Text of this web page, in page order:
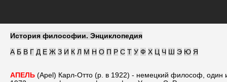
История философии. Энциклопедия
А Б В Г Д Е Ж З И К Л М Н О П Р С Т У Ф Х Ц Ч Ш Э Ю Я
АПЕЛЬ (Apel) Карл-Отто (р. в 1922) - немецкий философ, один